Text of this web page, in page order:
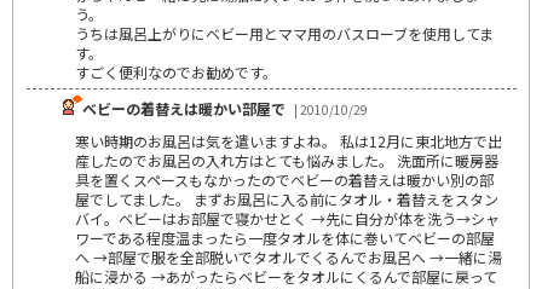
う。
うちは風呂上がりにベビー用とママ用のバスローブを使用してま
す。
すごく便利なのでお勧めです。
ベビーの着替えは暖かい部屋で | 2010/10/29
寒い時期のお風呂は気を遣いますよね。 私は12月に東北地方で出
産したのでお風呂の入れ方はとても悩みました。 洗面所に暖房器
具を置くスペースもなかったのでベビーの着替えは暖かい別の部
屋でしてました。 まずお風呂に入る前にタオル・着替えをスタン
バイ。ベビーはお部屋で寝かせとく →先に自分が体を洗う→シャ
ワーである程度温まったら一度タオルを体に巻いてベビーの部屋
へ →部屋で服を全部脱いでタオルでくるんでお風呂へ →一緒に湯
船に浸かる →あがったらベビーをタオルにくるんで部屋に戻って